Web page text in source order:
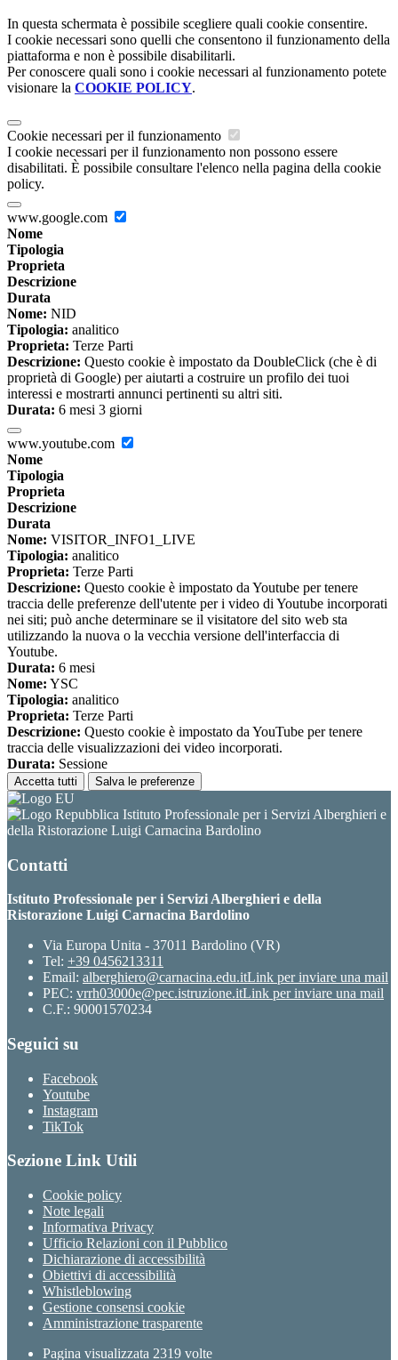
In questa schermata è possibile scegliere quali cookie consentire.
I cookie necessari sono quelli che consentono il funzionamento della
piattaforma e non è possibile disabilitarli.
Per conoscere quali sono i cookie necessari al funzionamento potete
visionare la COOKIE POLICY.
Cookie necessari per il funzionamento
I cookie necessari per il funzionamento non possono essere
disabilitati. È possibile consultare l'elenco nella pagina della cookie
policy.
www.google.com
Nome
Tipologia
Proprieta
Descrizione
Durata
Nome: NID
Tipologia: analitico
Proprieta: Terze Parti
Descrizione: Questo cookie è impostato da DoubleClick (che è di
proprietà di Google) per aiutarti a costruire un profilo dei tuoi
interessi e mostrarti annunci pertinenti su altri siti.
Durata: 6 mesi 3 giorni
www.youtube.com
Nome
Tipologia
Proprieta
Descrizione
Durata
Nome: VISITOR_INFO1_LIVE
Tipologia: analitico
Proprieta: Terze Parti
Descrizione: Questo cookie è impostato da Youtube per tenere
traccia delle preferenze dell'utente per i video di Youtube incorporati
nei siti; può anche determinare se il visitatore del sito web sta
utilizzando la nuova o la vecchia versione dell'interfaccia di
Youtube.
Durata: 6 mesi
Nome: YSC
Tipologia: analitico
Proprieta: Terze Parti
Descrizione: Questo cookie è impostato da YouTube per tenere
traccia delle visualizzazioni dei video incorporati.
Durata: Sessione
Accetta tutti Salva le preferenze
Istituto Professionale per i Servizi Alberghieri e
della Ristorazione Luigi Carnacina Bardolino
Contatti
Istituto Professionale per i Servizi Alberghieri e della
Ristorazione Luigi Carnacina Bardolino
Via Europa Unita - 37011 Bardolino (VR)
Tel: +39 0456213311
Email: alberghiero@carnacina.edu.itLink per inviare una mail
PEC: vrrh03000e@pec.istruzione.itLink per inviare una mail
C.F.: 90001570234
Seguici su
Facebook
Youtube
Instagram
TikTok
Sezione Link Utili
Cookie policy
Note legali
Informativa Privacy
Ufficio Relazioni con il Pubblico
Dichiarazione di accessibilità
Obiettivi di accessibilità
Whistleblowing
Gestione consensi cookie
Amministrazione trasparente
Pagina visualizzata 2319 volte